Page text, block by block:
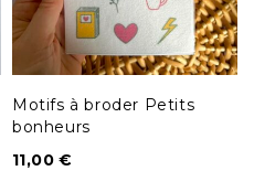
Motifs à broder Petits
bonheurs
11,00€